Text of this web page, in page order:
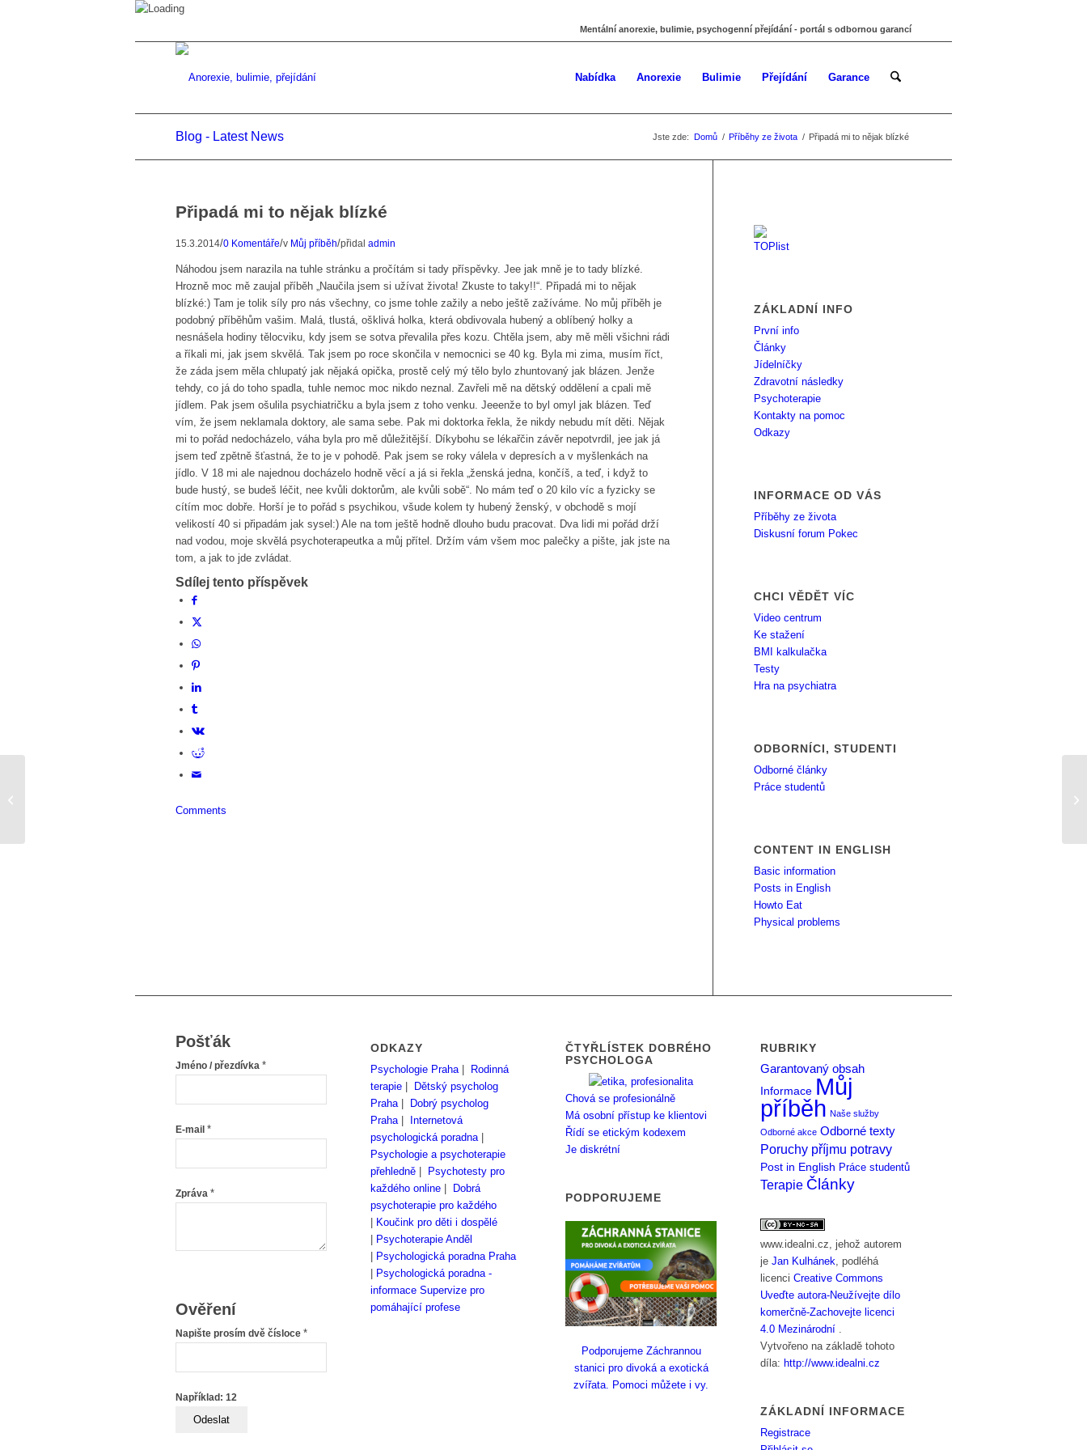
Mentální anorexie, bulimie, psychogenní přejídání - portál s odbornou garancí
Nabídka Anorexie Bulimie Přejídání Garance
Blog - Latest News Jste zde: Domů / Příběhy ze života / Připadá mi to nějak blízké
Připadá mi to nějak blízké
15.3.2014/0 Komentáře/v Můj příběh/přidal admin
Náhodou jsem narazila na tuhle stránku a pročítám si tady příspěvky. Jee jak mně je to tady blízké.
Hrozně moc mě zaujal příběh „Naučila jsem si užívat života! Zkuste to taky!!“. Připadá mi to nějak
blízké:) Tam je tolik síly pro nás všechny, co jsme tohle zažily a nebo ještě zažíváme. No můj příběh je
podobný příběhům vašim. Malá, tlustá, ošklivá holka, která obdivovala hubený a oblíbený holky a
nesnášela hodiny tělocviku, kdy jsem se sotva převalila přes kozu. Chtěla jsem, aby mě měli všichni rádi
a říkali mi, jak jsem skvělá. Tak jsem po roce skončila v nemocnici se 40 kg. Byla mi zima, musím říct,
že záda jsem měla chlupatý jak nějaká opička, prostě celý mý tělo bylo zhuntovaný jak blázen. Jenže
tehdy, co já do toho spadla, tuhle nemoc moc nikdo neznal. Zavřeli mě na dětský oddělení a cpali mě
jídlem. Pak jsem ošulila psychiatričku a byla jsem z toho venku. Jeeenže to byl omyl jak blázen. Teď
vím, že jsem neklamala doktory, ale sama sebe. Pak mi doktorka řekla, že nikdy nebudu mít děti. Nějak
mi to pořád nedocházelo, váha byla pro mě důležitější. Díkybohu se lékařčin závěr nepotvrdil, jee jak já
jsem teď zpětně šťastná, že to je v pohodě. Pak jsem se roky válela v depresích a v myšlenkách na
jídlo. V 18 mi ale najednou docházelo hodně věcí a já si řekla „ženská jedna, končíš, a teď, i když to
bude hustý, se budeš léčit, nee kvůli doktorům, ale kvůli sobě“. No mám teď o 20 kilo víc a fyzicky se
cítím moc dobře. Horší je to pořád s psychikou, všude kolem ty hubený ženský, v obchodě s mojí
velikostí 40 si připadám jak sysel:) Ale na tom ještě hodně dlouho budu pracovat. Dva lidi mi pořád drží
nad vodou, moje skvělá psychoterapeutka a můj přítel. Držím vám všem moc palečky a pište, jak jste na
tom, a jak to jde zvládat.
Sdílej tento příspěvek
Comments
ZÁKLADNÍ INFO
První info
Články
Jídelníčky
Zdravotní následky
Psychoterapie
Kontakty na pomoc
Odkazy
INFORMACE OD VÁS
Příběhy ze života
Diskusní forum Pokec
CHCI VĚDĚT VÍC
Video centrum
Ke stažení
BMI kalkulačka
Testy
Hra na psychiatra
ODBORNÍCI, STUDENTI
Odborné články
Práce studentů
CONTENT IN ENGLISH
Basic information
Posts in English
Howto Eat
Physical problems
Pošťák
Jméno / přezdívka *
E-mail *
Zpráva *
Ověření
Napište prosím dvě čísloce *
Například: 12
ODKAZY
Psychologie Praha|
Rodinná
terapie
Dětský psycholog
Praha|
Dobrý psycholog
Praha|
Internetová
psychologická poradna|
Psychologie a psychoterapie
přehledně
Psychotesty pro
každého online
Dobrá
psychoterapie pro každého
Koučink pro děti i dospělé
Psychoterapie Anděl
Psychologická poradna Praha
Psychologická poradna -
informace Supervize pro
pomáhající profese
ČTYŘLÍSTEK DOBRÉHO
PSYCHOLOGA
Chová se profesionálně
Má osobní přístup ke klientovi
Řídí se etickým kodexem
Je diskrétní
PODPORUJEME
Podporujeme Záchrannou
stanici pro divoká a exotická
zvířata. Pomoci můžete i vy.
RUBRIKY
Garantovaný obsah
Informace Můj
příběh Naše služby
Odborné akce Odborné texty
Poruchy příjmu potravy
Post in English Práce studentů
Terapie Články
www.idealni.cz, jehož autorem
jeJan Kulhánek, podléhá
licenciCreative Commons
Uveďte autora-Neužívejte dílo
komerčně-Zachovejte licenci
4.0 Mezinárodní .
Vytvořeno na základě tohoto
díla: http://www.idealni.cz
ZÁKLADNÍ INFORMACE
Registrace